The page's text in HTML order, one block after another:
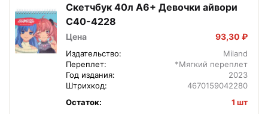
Скетчбук 40л А6+ Девочки айвори
С40-4228
Цена 93,30 ₽
Издательство:
Miland
Переплет:
*Мягкий переплет
Год издания:
2023
Штрихкод:
4670159042280
Остаток:
1 шт